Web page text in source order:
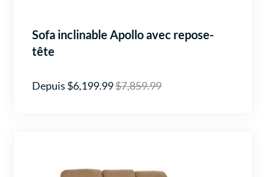
Sofa inclinable Apollo avec repose-
tête
Depuis $6,199.99$7,859.99